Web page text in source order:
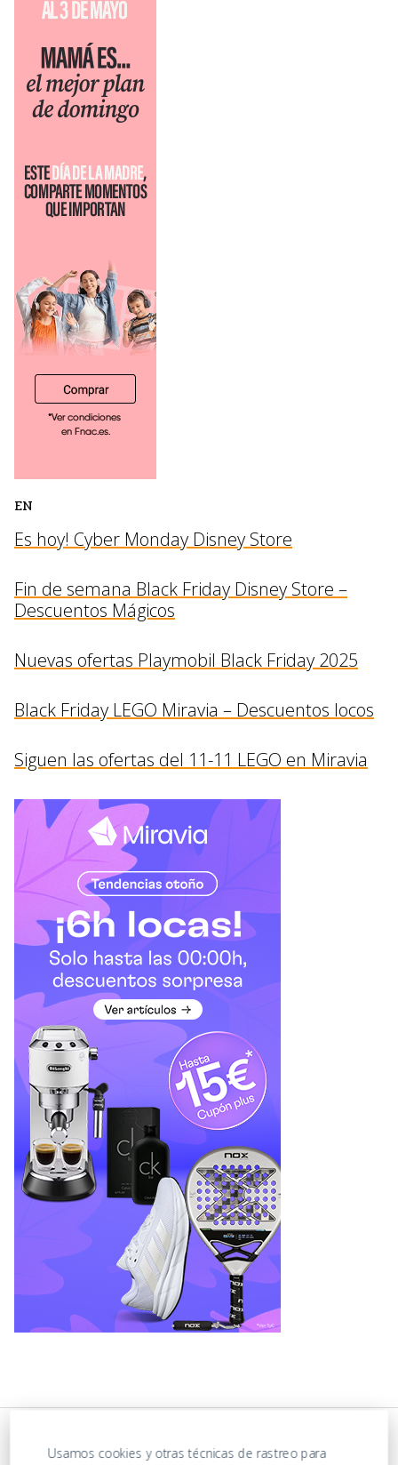
EN
Es hoy! Cyber Monday Disney Store
Fin de semana Black Friday Disney Store –
Descuentos Mágicos
Nuevas ofertas Playmobil Black Friday 2025
Black Friday LEGO Miravia – Descuentos locos
Siguen las ofertas del 11-11 LEGO en Miravia
Usamos cookies y otras técnicas de rastreo para